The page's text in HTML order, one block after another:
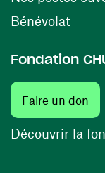
Bénévolat
Fondation
Faire un don
Découvrir la